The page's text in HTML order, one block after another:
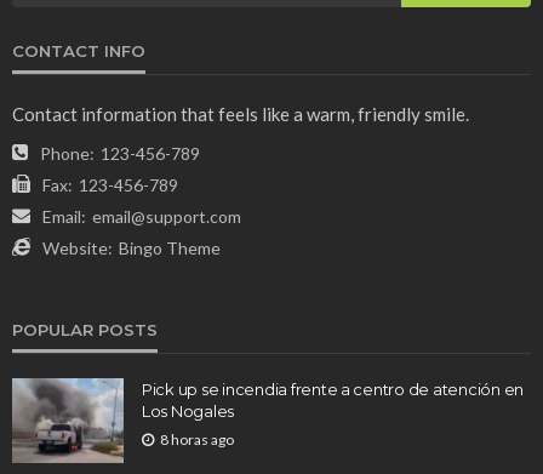
CONTACT INFO
Contact information that feels like a warm, friendly smile.
Phone: 123-456-789
Fax: 123-456-789
Email: email@support.com
Website: Bingo Theme
POPULAR POSTS
Pick up se incendia frente a centro de atención en
Los Nogales
8 horas ago